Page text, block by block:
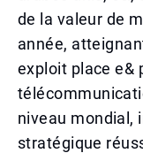
de la valeur de
année,
exploit place e&
niveau mondial,
stratégique